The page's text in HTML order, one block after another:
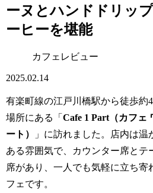
ーヌとハンドドリッ
ーヒーを堪能
カフェレビュー
2025.02.14
有楽町線の江戸川橋駅から徒歩約
場所にある「Cafe 1 Part（カフェ
ート）
」に訪れました。店内は温
ある雰囲気で、カウンター席とテ
席があり、一人でも気軽に立ち寄
フェです。